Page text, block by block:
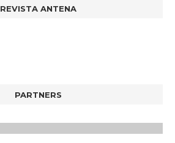
REVISTA ANTENA
PARTNERS